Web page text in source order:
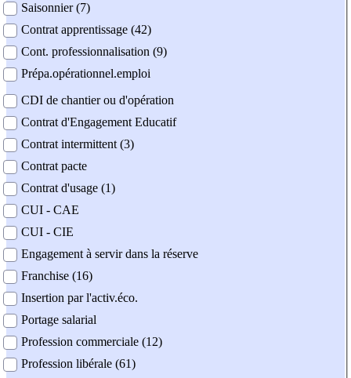
Saisonnier (7)
Contrat apprentissage (42)
Cont. professionnalisation (9)
Prépa.opérationnel.emploi
CDI de chantier ou d'opération
Contrat d'Engagement Educatif
Contrat intermittent (3)
Contrat pacte
Contrat d'usage (1)
CUI - CAE
CUI - CIE
Engagement à servir dans la réserve
Franchise (16)
Insertion par l'activ.éco.
Portage salarial
Profession commerciale (12)
Profession libérale (61)